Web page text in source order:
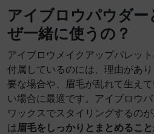
アイブロウパウダー
ぜ一緒に使うの？
アイブロウメイクアップパレッ
付属しているのには、理由があ
要な場合や、眉毛が乱れて生え
い場合に最適です。アイブロウ
ワックスでスタイリングするの
は 眉毛をしっかりとまとめること